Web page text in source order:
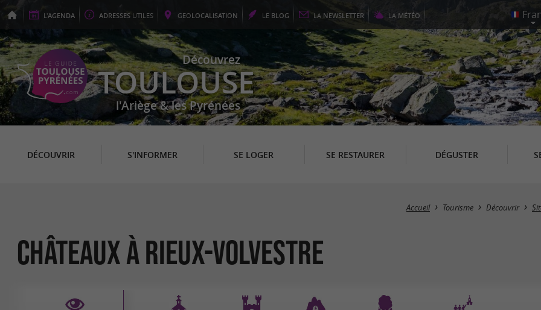
L'AGENDA ADRESSES UTILES GEOLOCALISATION LE BLOG LA NEWSLETTER LA MÉTÉO
Découvrez
TOULOUSE
l'Ariège & les Pyrénées
DÉCOUVRIR S'INFORMER SE LOGER SE RESTAURER DÉGUSTER
Accueil Tourisme Découvrir
Châteaux à Rieux-Volvestre